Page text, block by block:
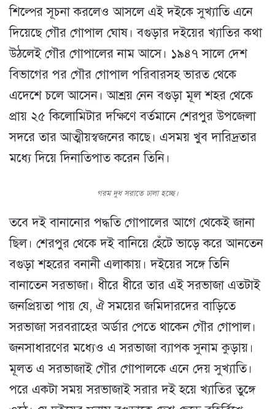
শিল্পের সূচনা করলেও আসলে এই দইকে সুখ্যাতি এনে
দিয়েছে গৌর গোপাল ঘোষ। বগুড়ার দইয়ের খ্যাতির কথা
উঠলেই গৌর গোপালের নাম আসে। ১৯৪৭ সালে দেশ
বিভাগের পর গৌর গোপাল পরিবারসহ ভারত থেকে
এদেশে চলে আসেন। আশ্রয় নেন বগুড়া মূল শহর থেকে
প্রায় ২৫ কিলোমিটার দক্ষিণে বর্তমানে শেরপুর উপজেলা
সদরে তার আত্মীয়স্বজনের কাছে। এসময় খুব দারিদ্রতার
মধ্যে দিয়ে দিনাতিপাত করেন তিনি।
গরম দুধ সরাতে ঢালা হচ্ছে।
তবে দই বানানোর পদ্ধতি গোপালের আগে থেকেই জানা
ছিল। শেরপুর থেকে দই বানিয়ে হেঁটে ভাড়ে করে আনতেন
বগুড়া শহরের বনানী এলাকায়। দইয়ের সঙ্গে তিনি
বানাতেন সরভাজা। ধীরে ধীরে তার এই সরভাজা এতটাই
জনপ্রিয়তা পায় যে, ঐ সময়ের জমিদারদের বাড়িতে
সরভাজা সরবরাহের অর্ডার পেতে থাকেন গৌর গোপাল।
জনসাধারণের মধ্যেও এ সরভাজা ব্যাপক সুনাম কুড়ায়।
মূলত এ সরভাজাই গৌর গোপালকে এনে দেয় সুখ্যাতি।
পরে একটা সময় সরভাজাই সরার দই হয়ে খ্যাতির তুঙ্গে